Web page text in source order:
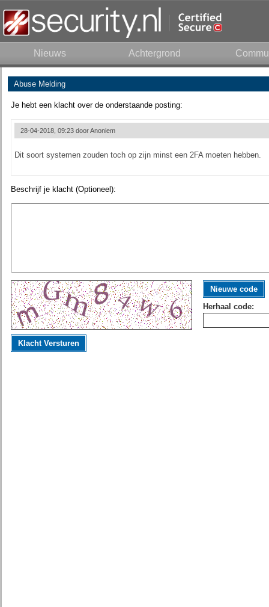
Nieuws Achtergrond
Abuse Melding
Je hebt een klacht over de onderstaande posting:
28-04-2018, 09:23 doorAnoniem
Dit soort systemen zouden toch op zijn minst een 2FA moeten hebben.
Beschrijf je klacht (Optioneel):
Nieuwe code
Herhaal code:
Klacht Versturen